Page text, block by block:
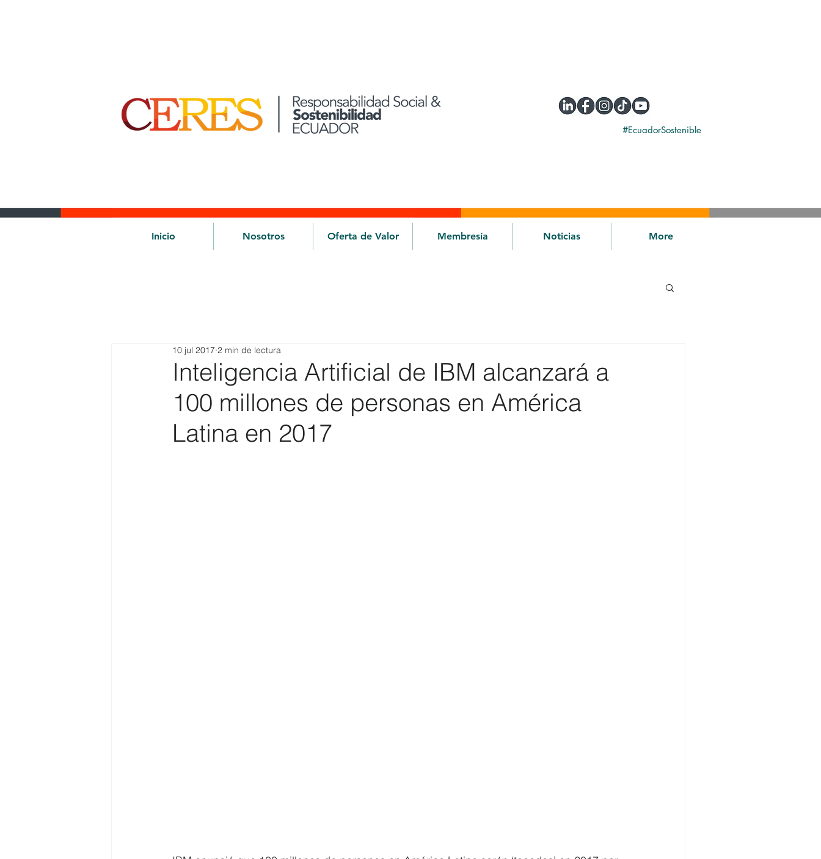
#EcuadorSostenible
Inicio Nosotros Oferta de Valor Membresía Noticias More
Inteligencia Artificial de IBM alcanzará a
100 millones de personas en América
Latina en 2017
10 jul 2017 2 min de lectura